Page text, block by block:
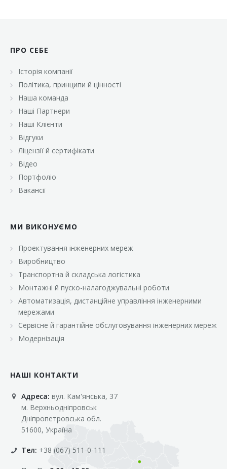
ПРО СЕБЕ
Історія компанії
Політика, принципи й цінності
Наша команда
Наші Партнери
Наші Клієнти
Відгуки
Ліцензії й сертифікати
Відео
Портфоліо
Вакансії
МИ ВИКОНУЄМО
Проектування інженерних мереж
Виробництво
Транспортна й складська логістика
Монтажні й пуско-налагоджувальні роботи
Автоматизація, дистанційне управління інженерними
мережами
Сервісне й гарантійне обслуговування інженерних мереж
Модернізація
НАШІ КОНТАКТИ
Адреса: вул. Кам'янська, 37
м. Верхньодніпровськ
Дніпропетровська обл.
51600, Україна
Тел: +38 (067) 511-0-111